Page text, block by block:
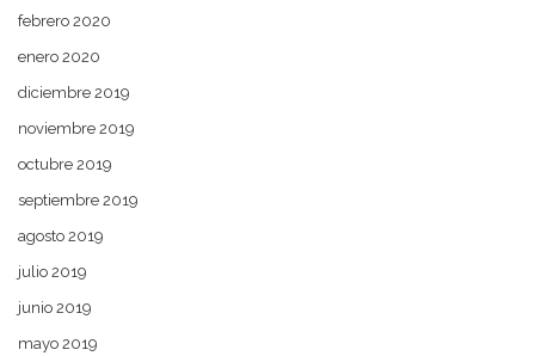
febrero 2020
enero 2020
diciembre 2019
noviembre 2019
octubre 2019
septiembre 2019
agosto 2019
julio 2019
junio 2019
mayo 2019